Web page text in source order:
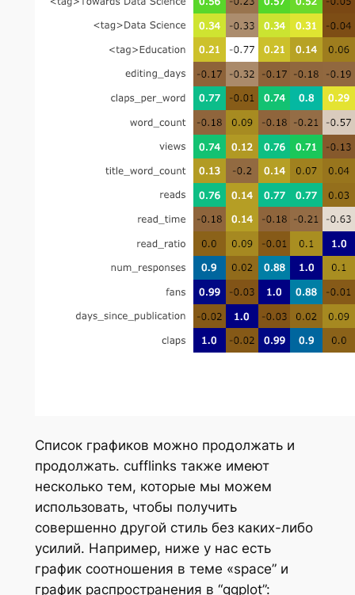
Список графиков можно продолжать и
продолжать. cufflinks также имеют
несколько тем, которые мы можем
использовать, чтобы получить
совершенно другой стиль без каких-либо
усилий. Например, ниже у нас есть
график соотношения в теме «space” и
график распространения в “ggplot”: